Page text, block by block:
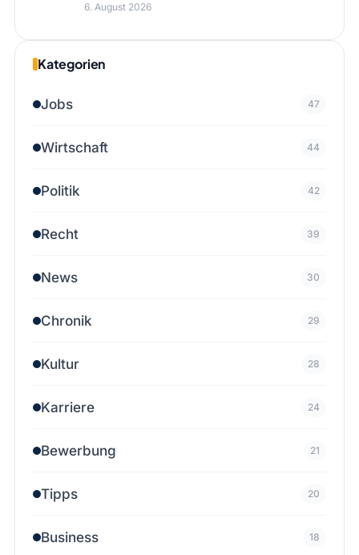
6. August 2026
Kategorien
Jobs 47
Wirtschaft 44
Politik 42
Recht 39
News 30
Chronik 29
Kultur 28
Karriere 24
Bewerbung 21
Tipps 20
Business 18